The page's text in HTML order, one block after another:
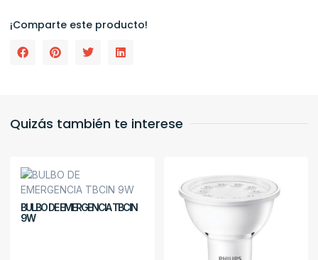
¡Comparte este producto!
Quizás también te interese
BULBO DE EMERGENCIA TBCIN
9W